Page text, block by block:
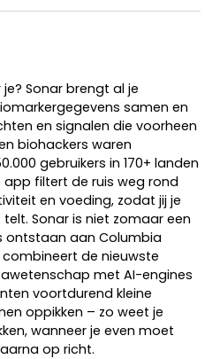
Sonar brengt al je
samen en
en signalen die voorheen
biohackers waren
gebruikers in 170+ landen
app filtert de ruis weg rond
en voeding, zodat jij je
Sonar is niet zomaar een
ontstaan aan Columbia
combineert de nieuwste
met AI-engines
voortdurend kleine
oppikken – zo weet je
wanneer je even moet
op richt.